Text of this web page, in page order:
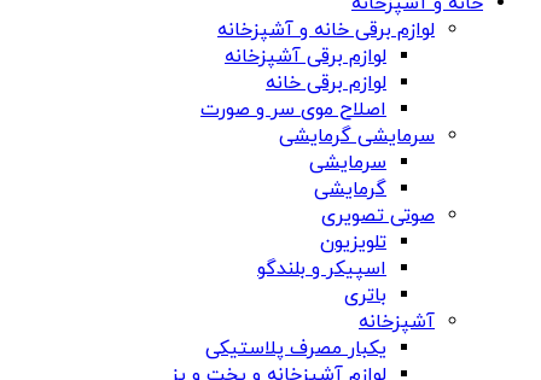
لوازم برقی خانه و آشپزخانه
لوازم برقی آشپزخانه
لوازم برقی خانه
اصلاح موی سر و صورت
سرمایشی گرمایشی
سرمایشی
گرمایشی
صوتی تصویری
تلویزیون
اسپیکر و بلندگو
باتری
آشپزخانه
یکبار مصرف پلاستیکی